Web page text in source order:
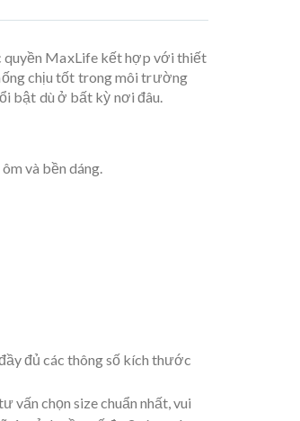
quyền MaxLife kết hợp với thiết
chịu tốt trong môi trường
bật dù ở bất kỳ nơi đâu.
và bền dáng.
đủ các thông số kích thước
vấn chọn size chuẩn nhất, vui